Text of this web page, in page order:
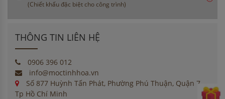
(Chiết khấu đặc biệt cho công trình)
THÔNG TIN LIÊN HỆ
0906 396 012
info@moctinhhoa.vn
Số 877 Huỳnh Tấn Phát, Phường Phú Thuận, Quận 7,
Tp Hồ Chí Minh